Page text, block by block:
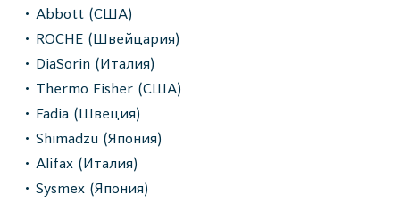
Abbott (США)
ROCHE (Швейцария)
DiaSorin (Италия)
Thermo Fisher (США)
Fadia (Швеция)
Shimadzu (Япония)
Alifax (Италия)
Sysmex (Япония)